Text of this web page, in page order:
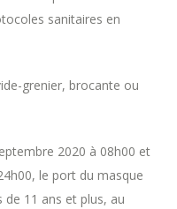
sanitaires en
grenier, brocante ou
2020 à 08h00 et
le port du masque
11 ans et plus, au